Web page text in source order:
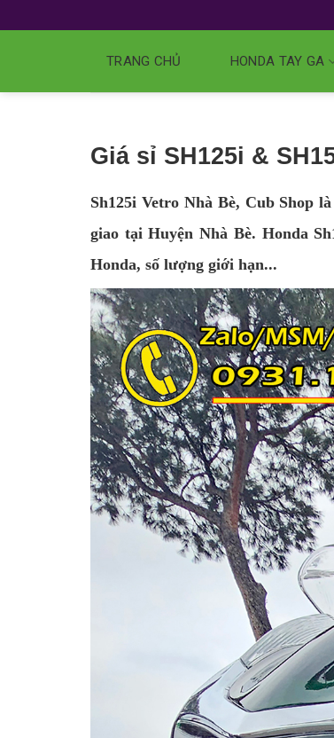
TRANG CHỦ HONDA TAY GA
Giá sỉ SH125i &
Sh125i Vetro Nhà Bè, Cub Shop
giao tại Huyện Nhà Bè. Honda
Honda, số lượng giới hạn...